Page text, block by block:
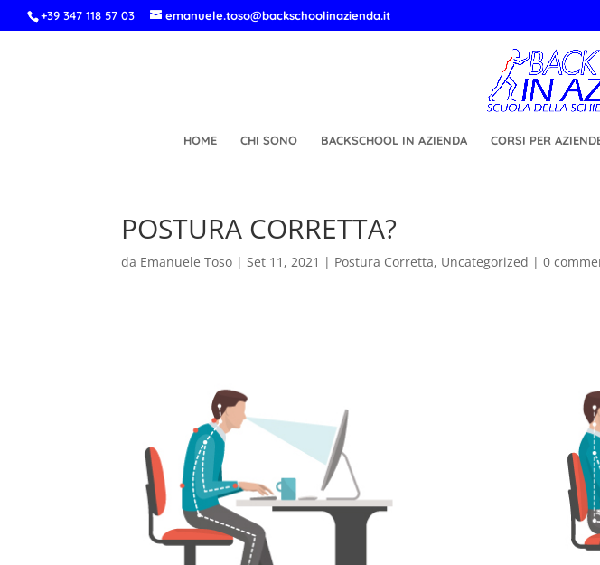
+39 347 118 57 03 emanuele.toso@backschoolinazienda.it
HOME CHI SONO BACKSCHOOL IN AZIENDA CORSI PER
POSTURA CORRETTA?
da Emanuele Toso |Set 11, 2021 | Postura Corretta, Uncategorized |0